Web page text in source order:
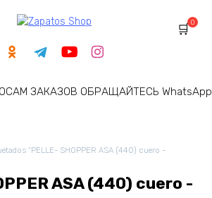
ЗАКАЗОВ ОБРАЩАЙТЕСЬ
0
“PELLE- SHOPPER ASA (440) cuero -
ASA (440) cuero -